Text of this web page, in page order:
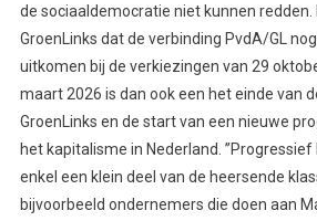
de sociaaldemocratie niet kunnen redden.
GroenLinks dat de verbinding PvdA/GL
uitkomen bij de verkiezingen van 29
maart 2026 is dan ook een het einde van
GroenLinks en de start van een nieuwe
het kapitalisme in Nederland. ’’Progressief
enkel een klein deel van de heersende
bijvoorbeeld ondernemers die doen aan